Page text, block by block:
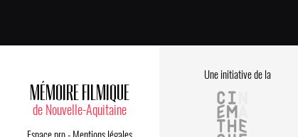
MÉMOIRE FILMIQUE
de Nouvelle-Aquitaine
Une initiative de la